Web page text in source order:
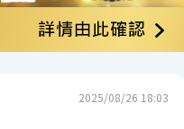
2025/08/26 18:03